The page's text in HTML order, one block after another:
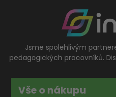
Jsme spolehlivým
pedagogických pracovníků.
Vše o nákupu